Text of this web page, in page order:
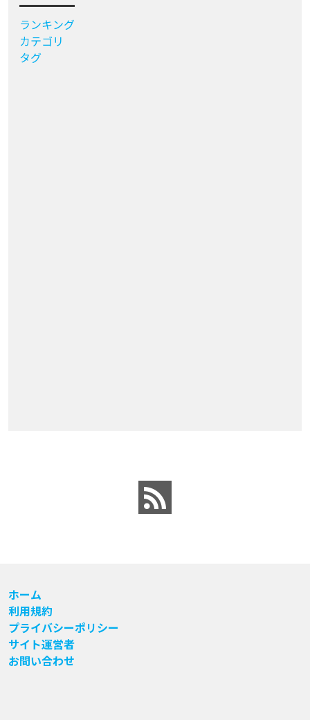
ランキング
カテゴリ
タグ
ホーム
利用規約
プライバシーポリシー
サイト運営者
お問い合わせ